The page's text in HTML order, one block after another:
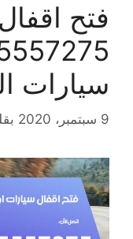
فتح
سيارات
9 سبتمبر، 2020